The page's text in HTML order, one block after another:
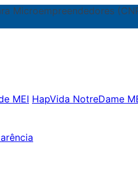
Microempreendedores
MEI HapVida NotreDame